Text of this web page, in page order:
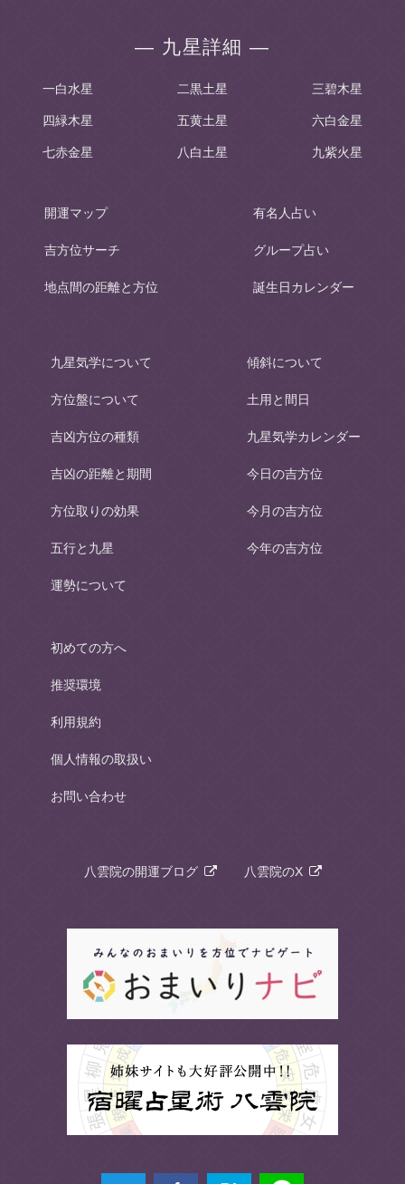
― 九星詳細 ―
一白水星 二黒土星 三碧木星
四緑木星 五黄土星 六白金星
七赤金星 八白土星 九紫火星
開運マップ
吉方位サーチ
地点間の距離と方位
有名人占い
グループ占い
誕生日カレンダー
九星気学について
方位盤について
吉凶方位の種類
吉凶の距離と期間
方位取りの効果
五行と九星
運勢について
傾斜について
土用と間日
九星気学カレンダー
今日の吉方位
今月の吉方位
今年の吉方位
初めての方へ
推奨環境
利用規約
個人情報の取扱い
お問い合わせ
八雲院の開運ブログ 八雲院のX